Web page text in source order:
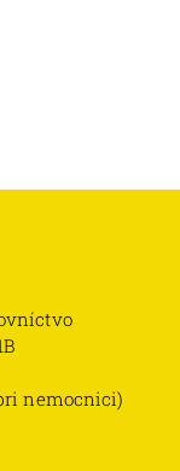
nemocnici)